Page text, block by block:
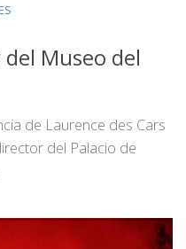
Museo del
de Laurence des Cars
del Palacio de